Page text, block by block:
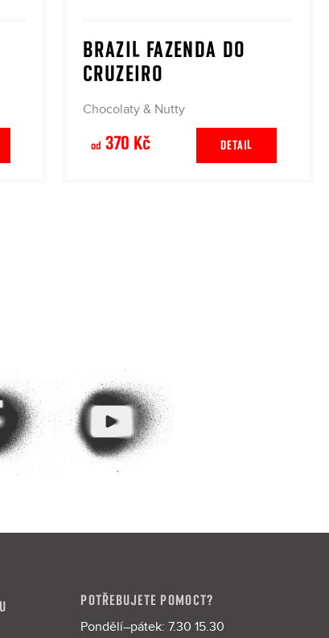
BRAZIL FAZENDA DO
CRUZEIRO
Chocolaty & Nutty
od 370 Kč DETAIL
POTŘEBUJETE POMOCT?
Pondělí–pátek: 7.30 15.30